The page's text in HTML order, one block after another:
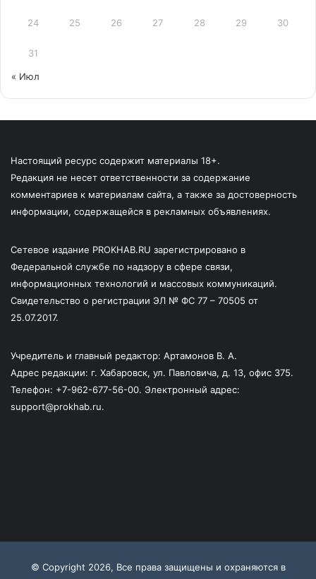
24 25 26 27 28 29 30
31
« Июл
Настоящий ресурс содержит материалы 18+.
Редакция не несет ответственности за содержание
комментариев к материалам сайта, а также за достоверность
информации, содержащейся в рекламных объявлениях.
Сетевое издание PROKHAB.RU зарегистрировано в
Федеральной службе по надзору в сфере связи,
информационных технологий и массовых коммуникаций.
Свидетельство о регистрации ЭЛ № ФС 77 – 70505 от
25.07.2017.
Учредитель и главный редактор: Артамонов В. А.
Адрес редакции: г. Хабаровск, ул. Павловича, д. 13, офис 375.
Телефон: +7-962-677-56-00. Электронный адрес:
support@prokhab.ru.
© Copyright 2026, Все права защищены и охраняются в